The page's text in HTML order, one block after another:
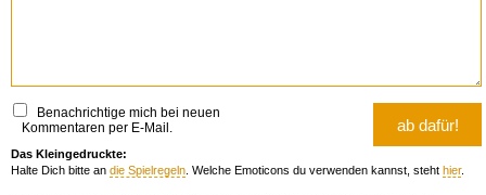
Benachrichtige mich bei neuen
Kommentaren per E-Mail.
Das Kleingedruckte:
Halte Dich bitte an die Spielregeln . Welche Emoticons du verwenden kannst, steht hier.